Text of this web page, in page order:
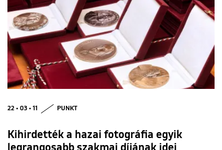
22 • 03 • 11 PUNKT
Kihirdették a hazai fotográfia egyik